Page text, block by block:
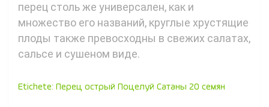
перец столь же универсален, как и
множество его названий, круглые хрустящие
плоды также превосходны в свежих салатах,
сальсе и сушеном виде.
Etichete: Перец острый Поцелуй Сатаны 20 семян